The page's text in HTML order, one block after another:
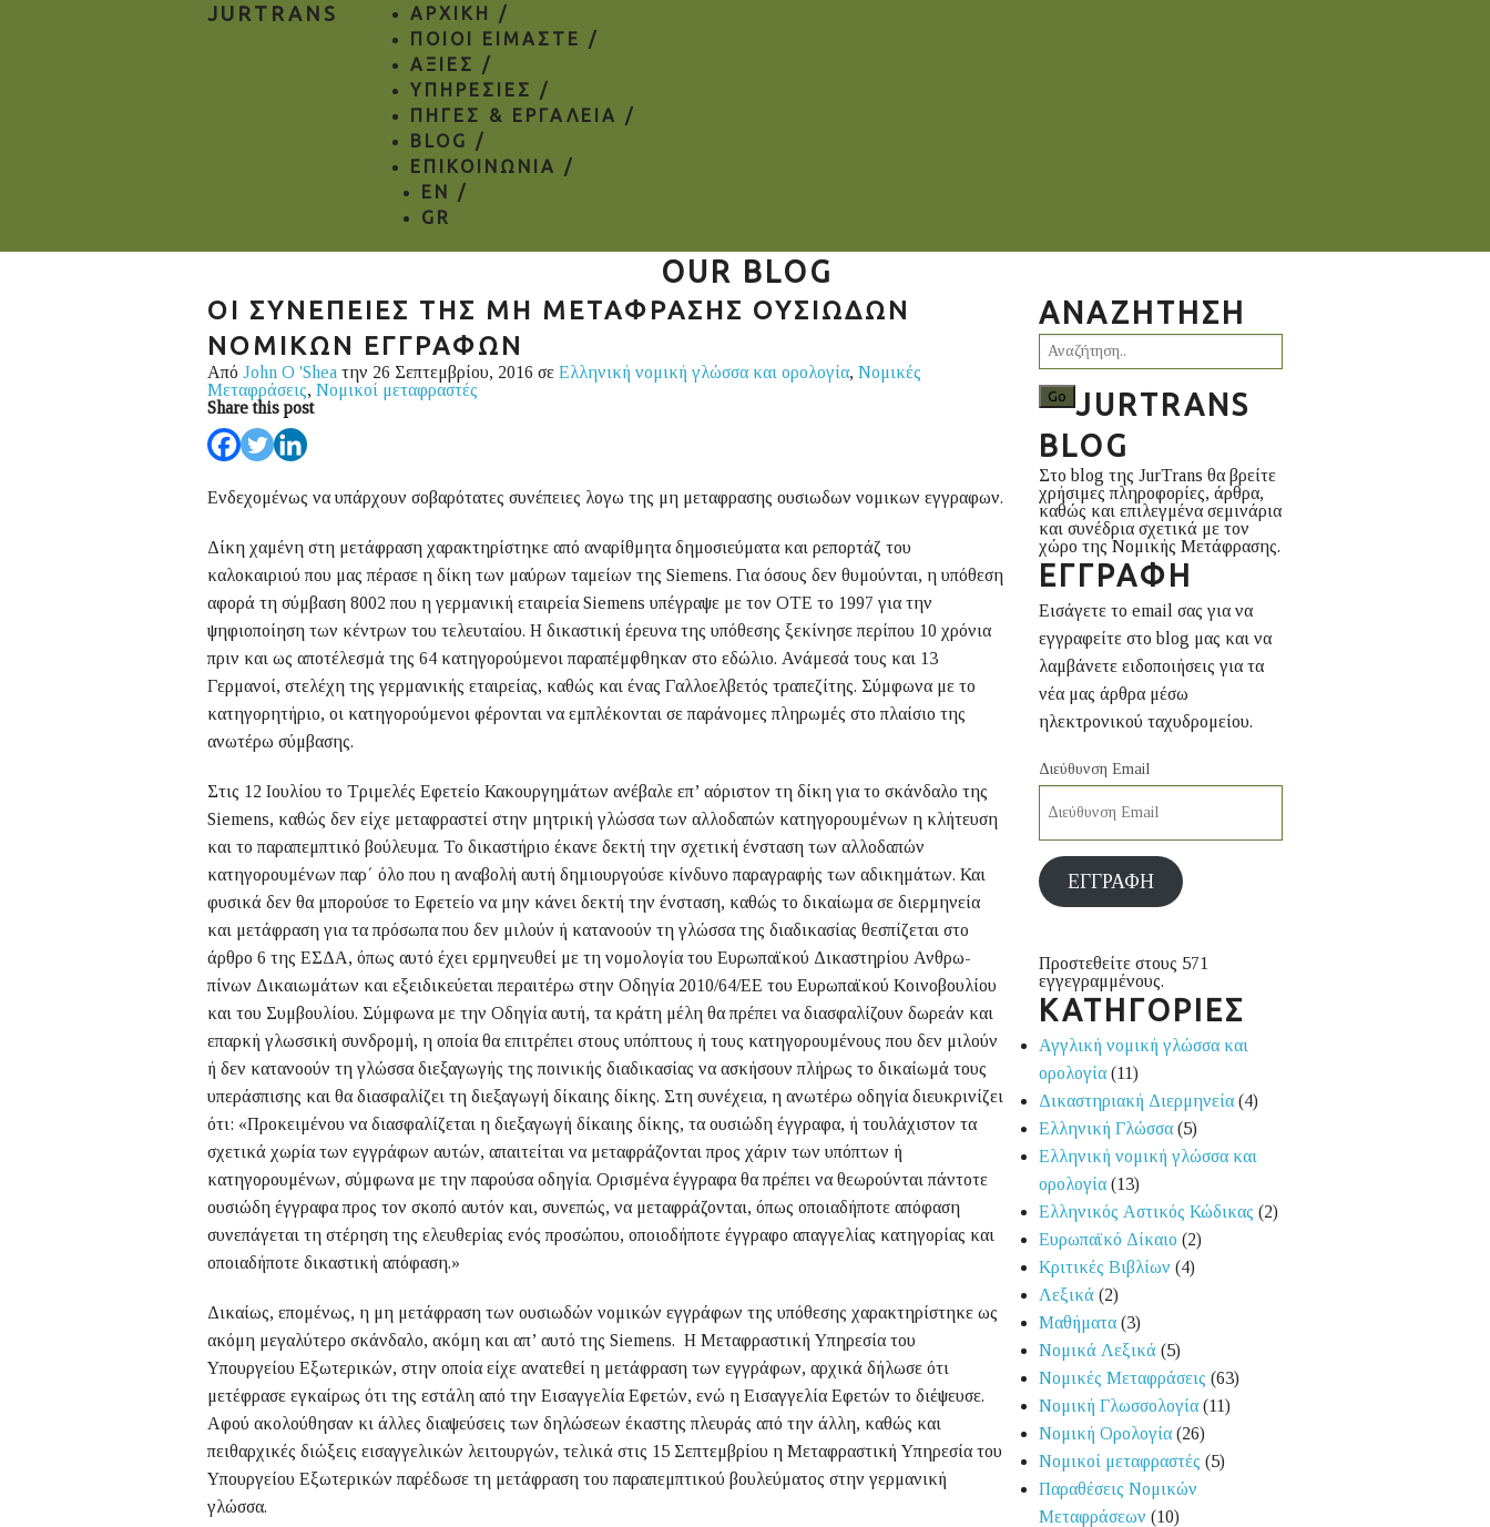
JURTRANS
ΑΡΧΙΚΗ /
ΠΟΙΟΙ ΕΙΜΑΣΤΕ /
ΑΞΙΕΣ /
ΥΠΗΡΕΣΙΕΣ /
ΠΗΓΕΣ & ΕΡΓΑΛΕΙΑ /
BLOG /
ΕΠΙΚΟΙΝΩΝΙΑ /
EN
/
GR
OUR BLOG
ΟΙ ΣΥΝΕΠΕΙΕΣ ΤΗΣ ΜΗ ΜΕΤΑΦΡΑΣΗΣ ΟΥΣΙΩΔΩΝ
ΝΟΜΙΚΩΝ ΕΓΓΡΑΦΩΝ
Από John O 'Shea την 26 Σεπτεμβρίου, 2016 σε Ελληνική νομική γλώσσα και ορολογία, Νομικές
Μεταφράσεις, Νομικοί μεταφραστές
Share this post
Ενδεχομένως να υπάρχουν σοβαρότατες συνέπειες λογω της μη μεταφρασης ουσιωδων νομικων εγγραφων.
Δίκη χαμένη στη μετάφραση χαρακτηρίστηκε από αναρίθμητα δημοσιεύματα και ρεπορτάζ του
καλοκαιριού που μας πέρασε η δίκη των μαύρων ταμείων της Siemens. Για όσους δεν θυμούνται, η υπόθεση
αφορά τη σύμβαση 8002 που η γερμανική εταιρεία Siemens υπέγραψε με τον ΟΤΕ το 1997 για την
ψηφιοποίηση των κέντρων του τελευταίου. Η δικαστική έρευνα της υπόθεσης ξεκίνησε περίπου 10 χρόνια
πριν και ως αποτέλεσμά της 64 κατηγορούμενοι παραπέμφθηκαν στο εδώλιο. Ανάμεσά τους και 13
Γερμανοί, στελέχη της γερμανικής εταιρείας, καθώς και ένας Γαλλοελβετός τραπεζίτης. Σύμφωνα με το
κατηγορητήριο, οι κατηγορούμενοι φέρονται να εμπλέκονται σε παράνομες πληρωμές στο πλαίσιο της
ανωτέρω σύμβασης.
Στις 12 Ιουλίου το Τριμελές Εφετείο Κακουργημάτων ανέβαλε επ’ αόριστον τη δίκη για το σκάνδαλο της
Siemens, καθώς δεν είχε μεταφραστεί στην μητρική γλώσσα των αλλοδαπών κατηγορουμένων η κλήτευση
και το παραπεμπτικό βούλευμα. Το δικαστήριο έκανε δεκτή την σχετική ένσταση των αλλοδαπών
κατηγορουμένων παρ΄ όλο που η αναβολή αυτή δημιουργούσε κίνδυνο παραγραφής των αδικημάτων. Και
φυσικά δεν θα μπορούσε το Εφετείο να μην κάνει δεκτή την ένσταση, καθώς το δικαίωμα σε διερμηνεία
και μετάφραση για τα πρόσωπα που δεν μιλούν ή κατανοούν τη γλώσσα της διαδικασίας θεσπίζεται στο
άρθρο 6 της ΕΣΔΑ, όπως αυτό έχει ερμηνευθεί με τη νομολογία του Ευρωπαϊκού Δικαστηρίου Ανθρω­
πίνων Δικαιωμάτων και εξειδικεύεται περαιτέρω στην Οδηγία 2010/64/ΕΕ του Ευρωπαϊκού Κοινοβουλίου
και του Συμβουλίου. Σύμφωνα με την Οδηγία αυτή, τα κράτη μέλη θα πρέπει να διασφαλίζουν δωρεάν και
επαρκή γλωσσική συνδρομή, η οποία θα επιτρέπει στους υπόπτους ή τους κατηγορουμένους που δεν μιλούν
ή δεν κατανοούν τη γλώσσα διεξαγωγής της ποινικής διαδικασίας να ασκήσουν πλήρως το δικαίωμά τους
υπεράσπισης και θα διασφαλίζει τη διεξαγωγή δίκαιης δίκης. Στη συνέχεια, η ανωτέρω οδηγία διευκρινίζει
ότι: «Προκειμένου να διασφαλίζεται η διεξαγωγή δίκαιης δίκης, τα ουσιώδη έγγραφα, ή τουλάχιστον τα
σχετικά χωρία των εγγράφων αυτών, απαιτείται να μεταφράζονται προς χάριν των υπόπτων ή
κατηγορουμένων, σύμφωνα με την παρούσα οδηγία. Ορισμένα έγγραφα θα πρέπει να θεωρούνται πάντοτε
ουσιώδη έγγραφα προς τον σκοπό αυτόν και, συνεπώς, να μεταφράζονται, όπως οποιαδήποτε απόφαση
συνεπάγεται τη στέρηση της ελευθερίας ενός προσώπου, οποιοδήποτε έγγραφο απαγγελίας κατηγορίας και
οποιαδήποτε δικαστική απόφαση.»
Δικαίως, επομένως, η μη μετάφραση των ουσιωδών νομικών εγγράφων της υπόθεσης χαρακτηρίστηκε ως
ακόμη μεγαλύτερο σκάνδαλο, ακόμη και απ’ αυτό της Siemens. Η Μεταφραστική Υπηρεσία του
Υπουργείου Εξωτερικών, στην οποία είχε ανατεθεί η μετάφραση των εγγράφων, αρχικά δήλωσε ότι
μετέφρασε εγκαίρως ότι της εστάλη από την Εισαγγελία Εφετών, ενώ η Εισαγγελία Εφετών το διέψευσε.
Αφού ακολούθησαν κι άλλες διαψεύσεις των δηλώσεων έκαστης πλευράς από την άλλη, καθώς και
πειθαρχικές διώξεις εισαγγελικών λειτουργών, τελικά στις 15 Σεπτεμβρίου η Μεταφραστική Υπηρεσία του
Υπουργείου Εξωτερικών παρέδωσε τη μετάφραση του παραπεμπτικού βουλεύματος στην γερμανική
γλώσσα.
ΑΝΑΖΉΤΗΣΗ
JURTRANS
BLOG
Στο blog της JurTrans θα βρείτε
χρήσιμες πληροφορίες, άρθρα,
καθώς και επιλεγμένα σεμινάρια
και συνέδρια σχετικά με τον
χώρο της Νομικής Μετάφρασης.
ΕΓΓΡΑΦΉ
Εισάγετε το email σας για να
εγγραφείτε στο blog μας και να
λαμβάνετε ειδοποιήσεις για τα
νέα μας άρθρα μέσω
ηλεκτρονικού ταχυδρομείου.
Διεύθυνση Email
ΕΓΓΡΑΦΉ
Προστεθείτε στους 571
εγγεγραμμένους.
ΚΑΤΗΓΟΡΙΕΣ
Αγγλική νομική γλώσσα και
ορολογία (11)
Δικαστηριακή Διερμηνεία (4)
Ελληνική Γλώσσα (5)
Ελληνική νομική γλώσσα και
ορολογία (13)
Ελληνικός Αστικός Κώδικας (2)
Ευρωπαϊκό Δίκαιο (2)
Κριτικές Βιβλίων (4)
Λεξικά (2)
Μαθήματα (3)
Νομικά Λεξικά (5)
Νομικές Μεταφράσεις (63)
Νομική Γλωσσολογία (11)
Νομική Ορολογία (26)
Νομικοί μεταφραστές (5)
Παραθέσεις Νομικών
Μεταφράσεων (10)